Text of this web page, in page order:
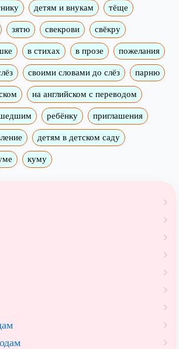
детям и внукам тёще
зятю свекрови свёкру
в стихах в прозе пожелания
своими словами до слёз парню
на английском с переводом
ребёнку приглашения
детям в детском саду
куму